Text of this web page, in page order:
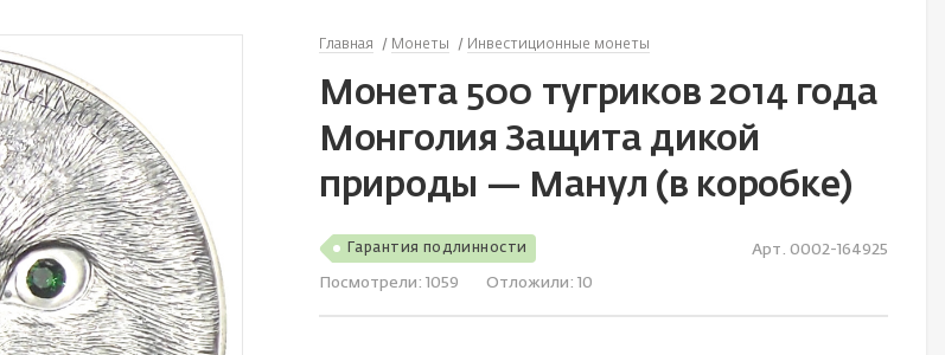
Главная Монеты Инвестиционные монеты
Монета 500 тугриков 2014 года
Монголия Защита дикой
природы — Манул (в коробке)
Гарантия подлинности Арт. 0002-164925
Посмотрели: 1059 Отложили: 10